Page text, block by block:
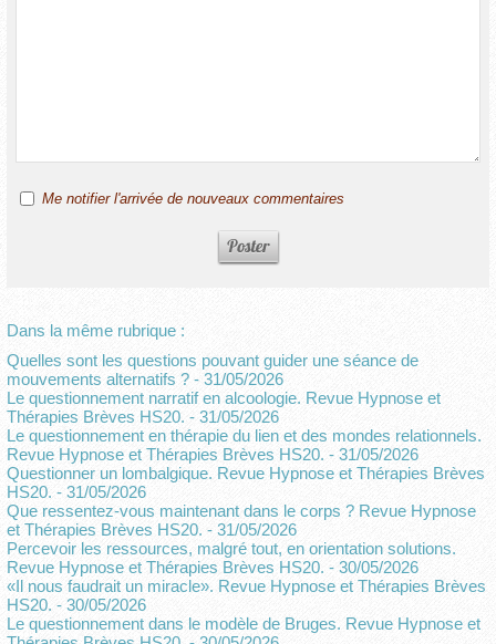
Me notifier l'arrivée de nouveaux commentaires
Dans la même rubrique :
Quelles sont les questions pouvant guider une séance de
mouvements alternatifs ? - 31/05/2026
Le questionnement narratif en alcoologie. Revue Hypnose et
Thérapies Brèves HS20. - 31/05/2026
Le questionnement en thérapie du lien et des mondes relationnels.
Revue Hypnose et Thérapies Brèves HS20. - 31/05/2026
Questionner un lombalgique. Revue Hypnose et Thérapies Brèves
HS20. - 31/05/2026
Que ressentez-vous maintenant dans le corps ? Revue Hypnose
et Thérapies Brèves HS20. - 31/05/2026
Percevoir les ressources, malgré tout, en orientation solutions.
Revue Hypnose et Thérapies Brèves HS20. - 30/05/2026
«Il nous faudrait un miracle». Revue Hypnose et Thérapies Brèves
HS20. - 30/05/2026
Le questionnement dans le modèle de Bruges. Revue Hypnose et